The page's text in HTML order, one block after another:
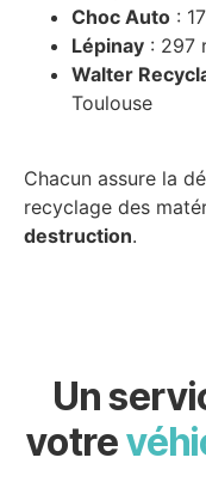
Choc Auto :
Lépinay : 297
Walter
Toulouse
Chacun assure la
recyclage des
destruction.
Un
votre